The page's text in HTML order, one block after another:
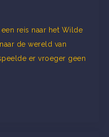
reis naar het Wilde
de wereld van
er vroeger geen